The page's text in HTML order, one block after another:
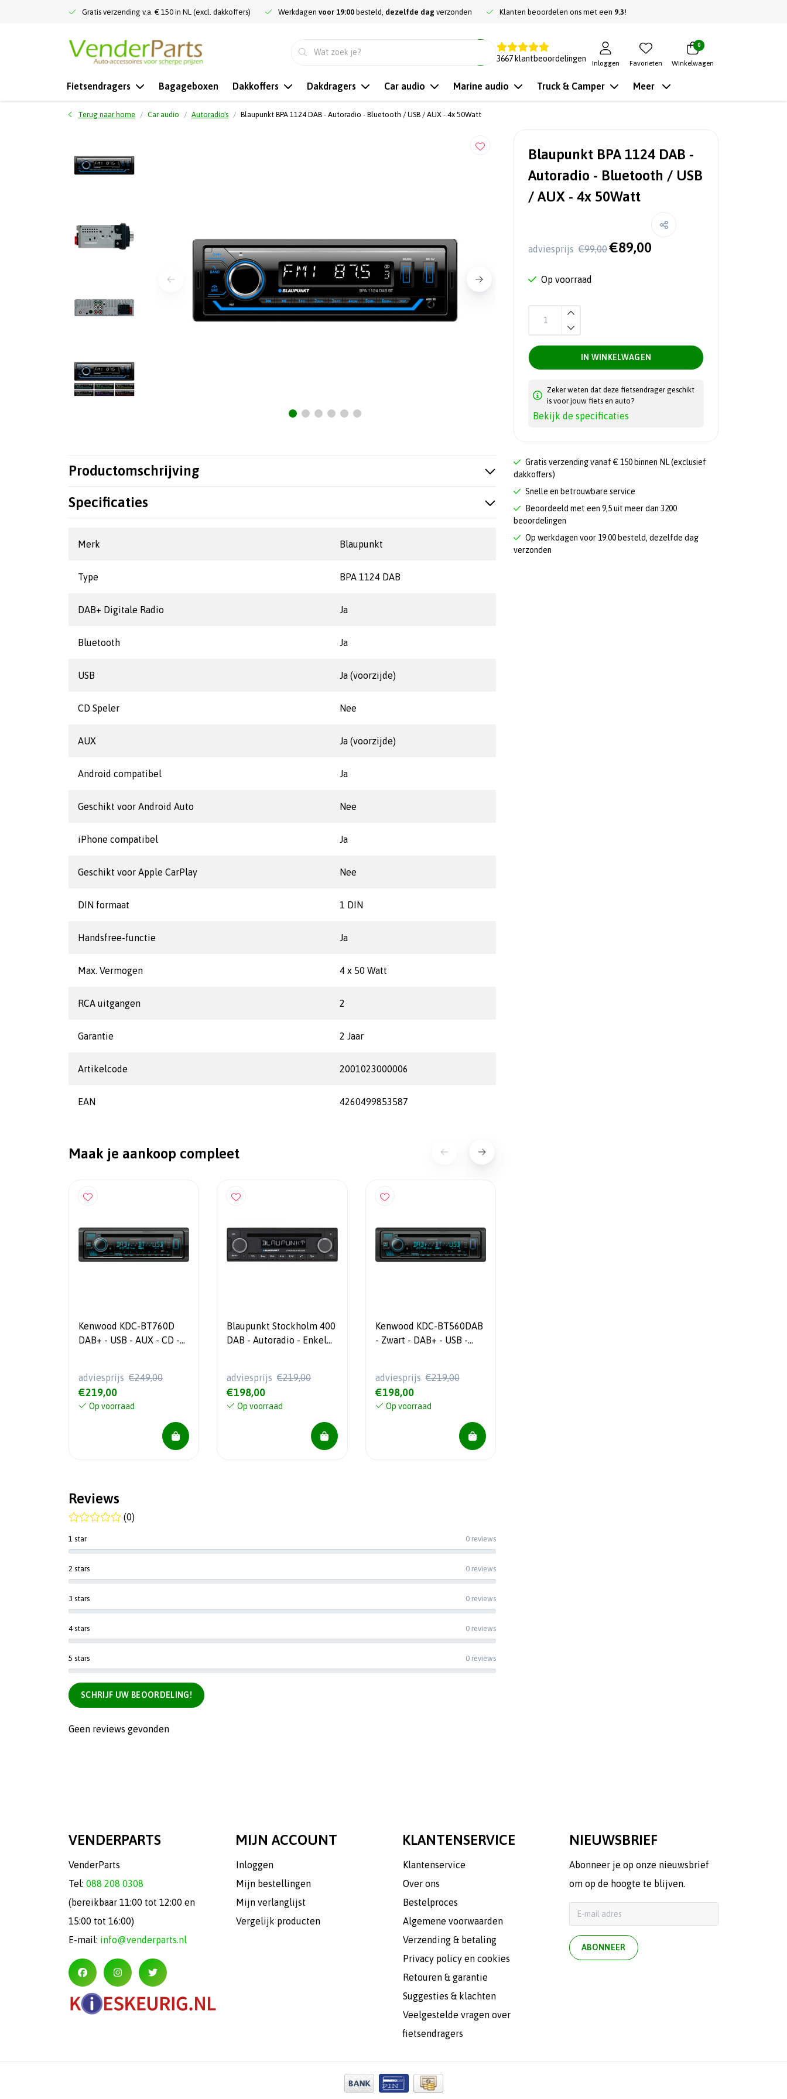
Gratis verzending v.a. € 150 in NL (excl. dakkoffers) Werkdagen voor 19:00 besteld, dezelfde dag verzonden Klanten beoordelen ons met een 9.3!
3667 klantbeoordelingen
Inloggen Favorieten
0
Winkelwagen
Fietsendragers Bagageboxen Dakkoffers Dakdragers Car audio Marine audio Truck & Camper Meer
Terug naar home Car audio Autoradio's Blaupunkt BPA 1124 DAB - Autoradio - Bluetooth / USB / AUX - 4x 50Watt
Blaupunkt BPA 1124 DAB -
Autoradio - Bluetooth / USB
/ AUX - 4x 50Watt
adviesprijs €99,00 €89,00
Op voorraad
IN WINKELWAGEN
Zeker weten dat deze fietsendrager geschikt
is voor jouw fiets en auto?
Bekijk de specificaties
Gratis verzending vanaf € 150 binnen NL (exclusief
dakkoffers)
Snelle en betrouwbare service
Beoordeeld met een 9,5 uit meer dan 3200
beoordelingen
Op werkdagen voor 19:00 besteld, dezelfde dag
verzonden
Productomschrijving
Specificaties
Merk Blaupunkt
Type BPA 1124 DAB
DAB+ Digitale Radio Ja
Bluetooth Ja
USB Ja (voorzijde)
CD Speler Nee
AUX Ja (voorzijde)
Android compatibel Ja
Geschikt voor Android Auto Nee
iPhone compatibel Ja
Geschikt voor Apple CarPlay Nee
DIN formaat 1 DIN
Handsfree-functie Ja
Max. Vermogen 4 x 50 Watt
RCA uitgangen 2
Garantie 2 Jaar
Artikelcode 2001023000006
EAN 4260499853587
Maak je aankoop compleet
Kenwood KDC-BT760D
DAB+ - USB - AUX - CD -
adviesprijs €249,00
€219,00
Op voorraad
Blaupunkt Stockholm 400
DAB - Autoradio - Enkel
adviesprijs €219,00
€198,00
Op voorraad
Kenwood KDC-BT560DAB
- Zwart - DAB+ - USB -
adviesprijs €219,00
€198,00
Op voorraad
Reviews
(0)
1 star 0 reviews
2 stars 0 reviews
3 stars 0 reviews
4 stars 0 reviews
5 stars 0 reviews
SCHRIJF UW BEOORDELING!
Geen reviews gevonden
VENDERPARTS
VenderParts
Tel: 088 208 0308
(bereikbaar 11:00 tot 12:00 en
15:00 tot 16:00)
E-mail: info@venderparts.nl
MIJN ACCOUNT
Inloggen
Mijn bestellingen
Mijn verlanglijst
Vergelijk producten
KLANTENSERVICE
Klantenservice
Over ons
Bestelproces
Algemene voorwaarden
Verzending & betaling
Privacy policy en cookies
Retouren & garantie
Suggesties & klachten
Veelgestelde vragen over
fietsendragers
NIEUWSBRIEF
Abonneer je op onze nieuwsbrief
om op de hoogte te blijven.
ABONNEER